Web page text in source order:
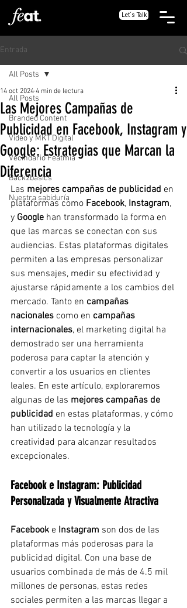
Let´s Talk
Entrada
All Posts
Branded Content
Video y MKT Digital
Vecindario Featmia
Back2basics
Nuestra sabiduría
All Posts
Las Mejores Campañas de
Publicidad en Facebook, Instagram y
Google: Estrategias que Marcan la
Diferencia
14 oct 2024 4 min de lectura
Las mejores campañas de publicidad en
plataformas como Facebook, Instagram,
y Google han transformado la forma en
que las marcas se conectan con sus
audiencias. Estas plataformas digitales
permiten a las empresas personalizar
sus mensajes, medir su efectividad y
ajustarse rápidamente a los cambios del
mercado. Tanto en campañas
nacionales como en campañas
internacionales, el marketing digital ha
demostrado ser una herramienta
poderosa para captar la atención y
convertir a los usuarios en clientes
leales. En este artículo, exploraremos
algunas de las mejores campañas de
publicidad en estas plataformas, y cómo
han utilizado la tecnología y la
creatividad para alcanzar resultados
excepcionales.
Facebook e Instagram: Publicidad
Personalizada y Visualmente Atractiva
Facebook e Instagram son dos de las
plataformas más poderosas para la
publicidad digital. Con una base de
usuarios combinada de más de 4.5 mil
millones de personas, estas redes
sociales permiten a las marcas llegar a